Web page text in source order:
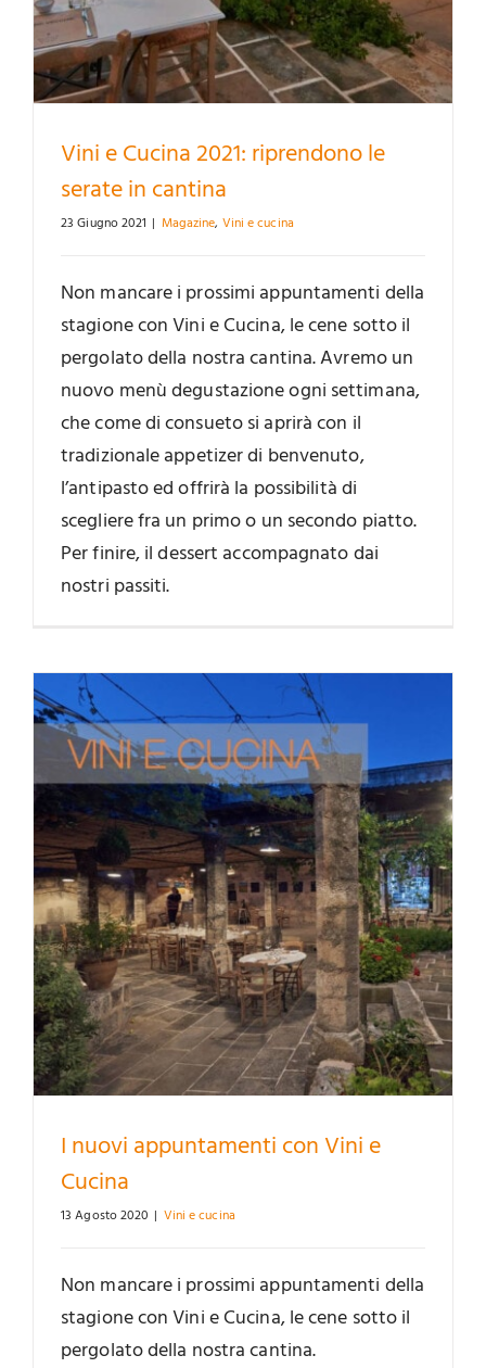
Vini e Cucina 2021: riprendono le
serate in cantina
23 Giugno 2021 | Magazine, Vini e cucina
Non mancare i prossimi appuntamenti della
stagione con Vini e Cucina, le cene sotto il
pergolato della nostra cantina. Avremo un
nuovo menù degustazione ogni settimana,
che come di consueto si aprirà con il
tradizionale appetizer di benvenuto,
l’antipasto ed offrirà la possibilità di
scegliere fra un primo o un secondo piatto.
Per finire, il dessert accompagnato dai
nostri passiti.
I nuovi appuntamenti con Vini e
Cucina
13 Agosto 2020 | Vini e cucina
Non mancare i prossimi appuntamenti della
stagione con Vini e Cucina, le cene sotto il
pergolato della nostra cantina.